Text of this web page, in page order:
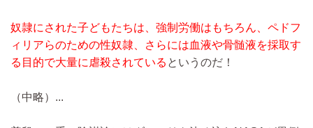
奴隷にされた子どもたちは、強制労働はもちろん、ペドフ
ィリアらのための性奴隷、さらには血液や骨髄液を採取す
る目的で大量に虐殺されている というのだ！
（中略）...